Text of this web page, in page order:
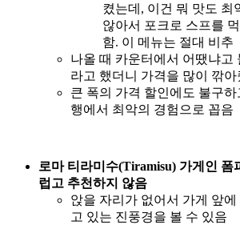
켰는데, 이건 뭐 맛도 최
않아서 포크로 스프를
함. 이 메뉴는 절대 비추
나올 때 카운터에서 어땠냐고
라고 했더니 가격을 많이 깎아
큰 폭의 가격 할인에도 불구
행에서 최악의 경험으로 꼽음
로마 티라미수(Tiramisu) 가게인 폼
럽고 추천하지 않음
앉을 자리가 없어서 가게 앞
고 있는 진풍경을 볼 수 있음